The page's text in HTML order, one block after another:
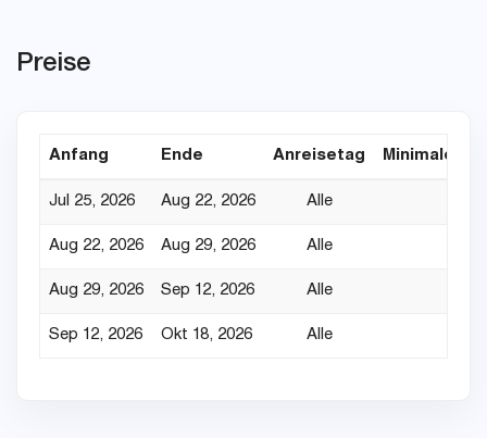
Preise
Anfang Ende Anreisetag Minimaler
Jul 25, 2026 Aug 22, 2026 Alle
Aug 22, 2026 Aug 29, 2026 Alle
Aug 29, 2026 Sep 12, 2026 Alle
Sep 12, 2026 Okt 18, 2026 Alle